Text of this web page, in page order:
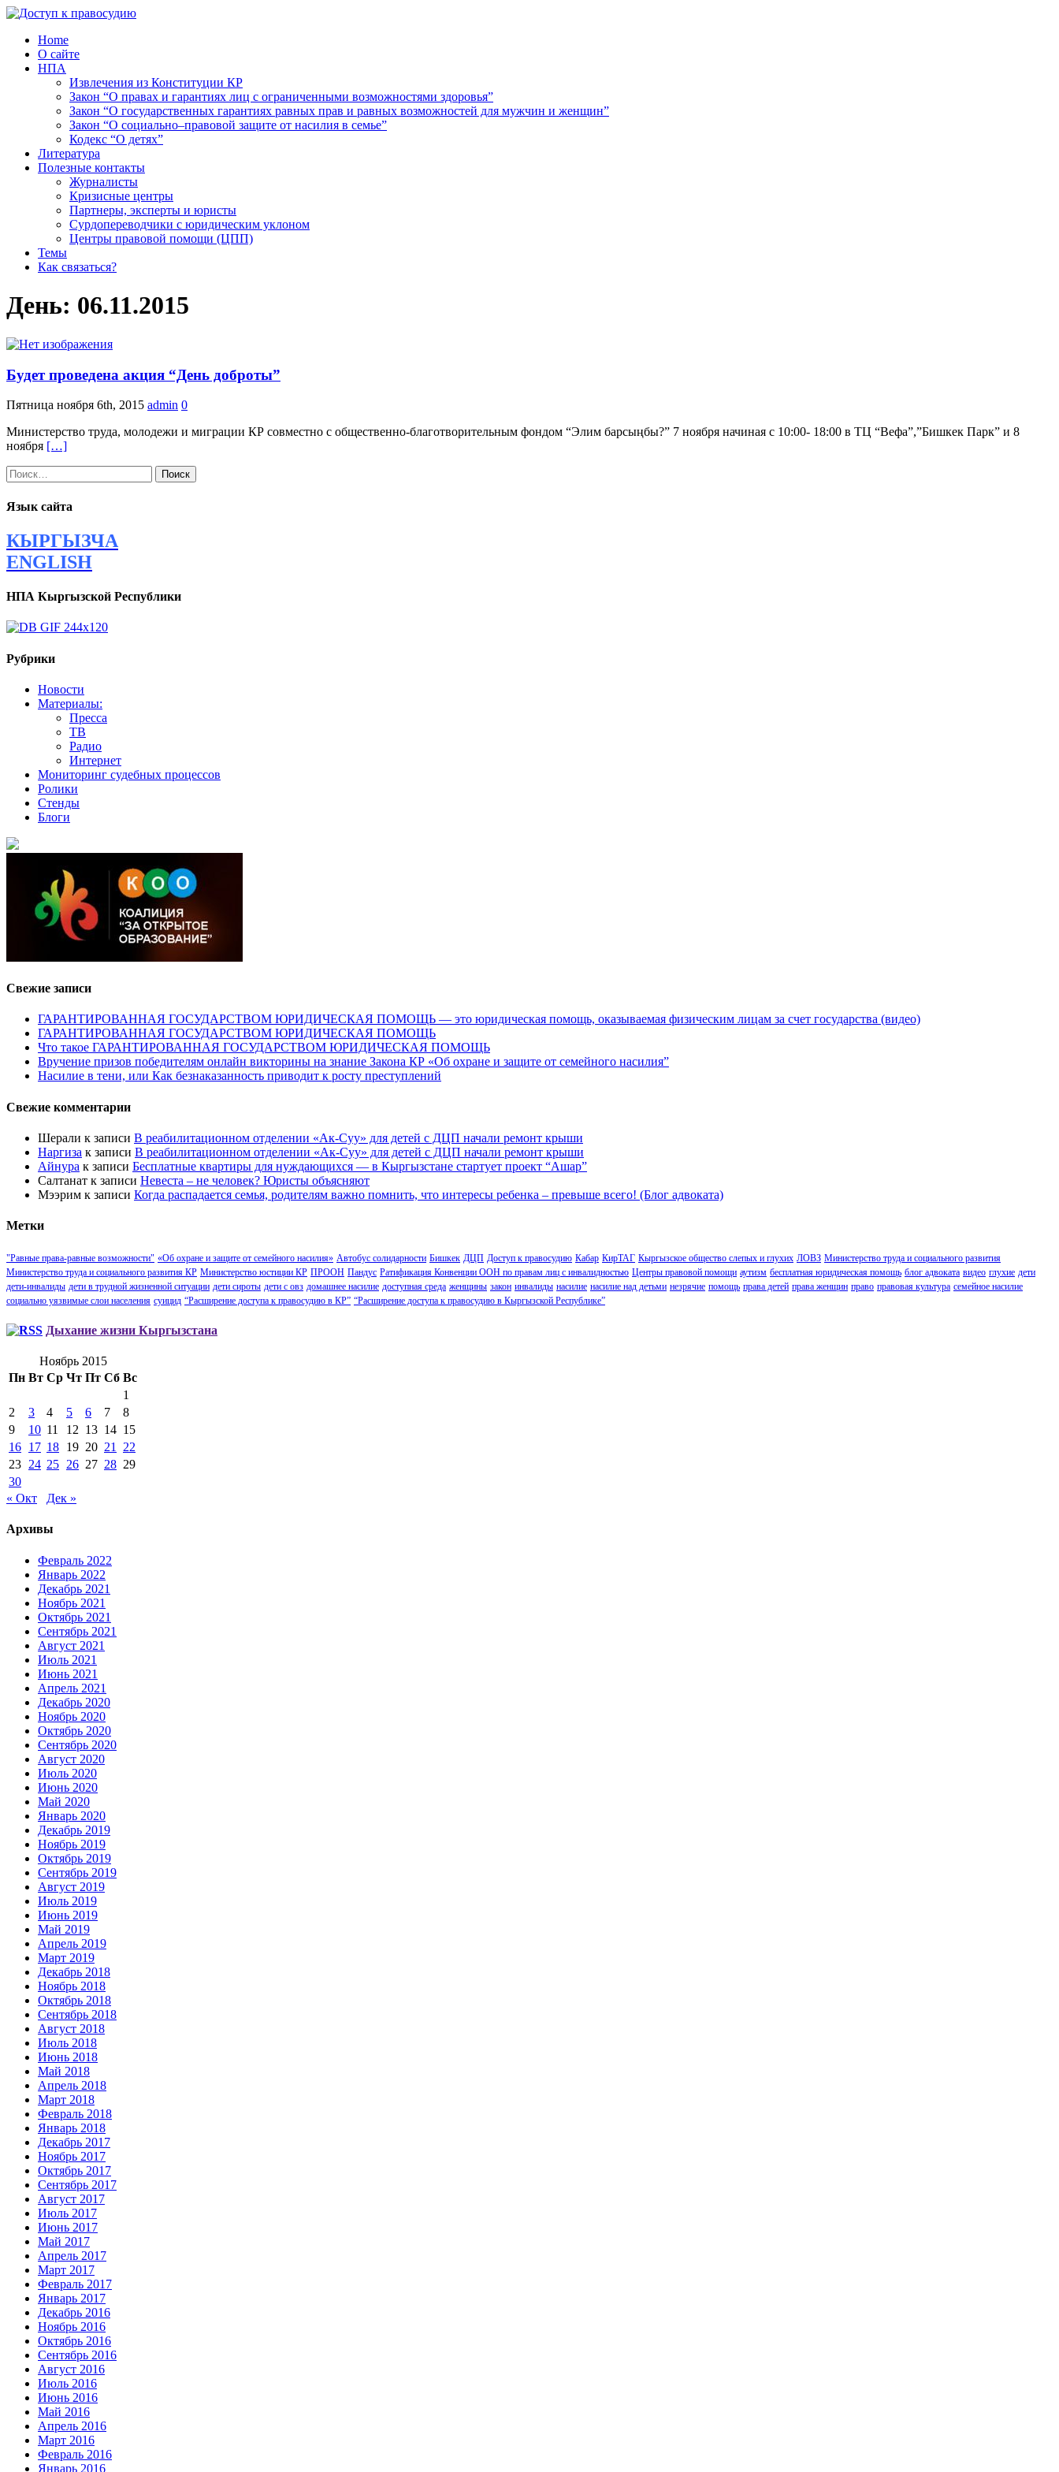
Home
О сайте
НПА
Извлечения из Конституции КР
Закон “О правах и гарантиях лиц с ограниченными возможностями здоровья”
Закон “О государственных гарантиях равных прав и равных возможностей для мужчин и женщин”
Закон “О социально–правовой защите от насилия в семье”
Кодекс “О детях”
Литература
Полезные контакты
Журналисты
Кризисные центры
Партнеры, эксперты и юристы
Сурдопереводчики с юридическим уклоном
Центры правовой помощи (ЦПП)
Темы
Как связаться?
День: 06.11.2015
Будет проведена акция “День доброты”
Пятница ноября 6th, 2015 admin 0
Министерство труда, молодежи и миграции КР совместно с общественно-благотворительным фондом “Элим барсыңбы?” 7 ноября начиная с 10:00- 18:00 в ТЦ “Вефа”,”Бишкек Парк” и 8
ноября […]
Найти:
Язык сайта
КЫРГЫЗЧА
ENGLISH
НПА Кыргызской Республики
Рубрики
Новости
Материалы:
Пресса
ТВ
Радио
Интернет
Мониторинг судебных процессов
Ролики
Стенды
Блоги
Свежие записи
ГАРАНТИРОВАННАЯ ГОСУДАРСТВОМ ЮРИДИЧЕСКАЯ ПОМОЩЬ — это юридическая помощь, оказываемая физическим лицам за счет государства (видео)
ГАРАНТИРОВАННАЯ ГОСУДАРСТВОМ ЮРИДИЧЕСКАЯ ПОМОЩЬ
Что такое ГАРАНТИРОВАННАЯ ГОСУДАРСТВОМ ЮРИДИЧЕСКАЯ ПОМОЩЬ
Вручение призов победителям онлайн викторины на знание Закона КР «Об охране и защите от семейного насилия”
Насилие в тени, или Как безнаказанность приводит к росту преступлений
Свежие комментарии
Шерали к записи В реабилитационном отделении «Ак-Суу» для детей с ДЦП начали ремонт крыши
Наргиза к записи В реабилитационном отделении «Ак-Суу» для детей с ДЦП начали ремонт крыши
Айнура к записи Бесплатные квартиры для нуждающихся — в Кыргызстане стартует проект “Ашар”
Салтанат к записи Невеста – не человек? Юристы объясняют
Мээрим к записи Когда распадается семья, родителям важно помнить, что интересы ребенка – превыше всего! (Блог адвоката)
Метки
"Равные права-равные возможности" «Об охране и защите от семейного насилия» Автобус солидарности Бишкек ДЦП Доступ к правосудию Кабар КирТАГ Кыргызское общество слепых и глухих ЛОВЗ Министерство труда и социального развития
Министерство труда и социального развития КР Министерство юстиции КР ПРООН Пандус Ратификация Конвенции ООН по правам лиц с инвалидностью Центры правовой помощи аутизм бесплатная юридическая помощь блог адвоката видео глухие дети
дети-инвалиды дети в трудной жизненной ситуации дети сироты дети с овз домашнее насилие доступная среда женщины закон инвалиды насилие насилие над детьми незрячие помощь права детей права женщин право правовая культура семейное насилие
социально уязвимые слои населения суицид “Расширение доступа к правосудию в КР” “Расширение доступа к правосудию в Кыргызской Республике”
Дыхание жизни Кыргызстана
Ноябрь 2015
Пн Вт Ср Чт Пт Сб Вс
1
2
3 4 5 6 7
8
9
10 11 12 13 14 15
16 17 18 19 20 21
22
23 24 25 26 27 28 29
30
« Окт
Дек »
Архивы
Февраль 2022
Январь 2022
Декабрь 2021
Ноябрь 2021
Октябрь 2021
Сентябрь 2021
Август 2021
Июль 2021
Июнь 2021
Апрель 2021
Декабрь 2020
Ноябрь 2020
Октябрь 2020
Сентябрь 2020
Август 2020
Июль 2020
Июнь 2020
Май 2020
Январь 2020
Декабрь 2019
Ноябрь 2019
Октябрь 2019
Сентябрь 2019
Август 2019
Июль 2019
Июнь 2019
Май 2019
Апрель 2019
Март 2019
Декабрь 2018
Ноябрь 2018
Октябрь 2018
Сентябрь 2018
Август 2018
Июль 2018
Июнь 2018
Май 2018
Апрель 2018
Март 2018
Февраль 2018
Январь 2018
Декабрь 2017
Ноябрь 2017
Октябрь 2017
Сентябрь 2017
Август 2017
Июль 2017
Июнь 2017
Май 2017
Апрель 2017
Март 2017
Февраль 2017
Январь 2017
Декабрь 2016
Ноябрь 2016
Октябрь 2016
Сентябрь 2016
Август 2016
Июль 2016
Июнь 2016
Май 2016
Апрель 2016
Март 2016
Февраль 2016
Январь 2016